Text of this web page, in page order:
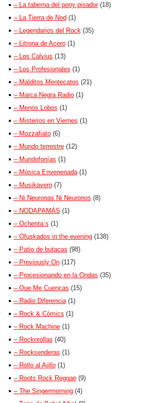
– La taberna del pony pisador(18)
– La Tierra de Nod (1)
– Legendarios del Rock(35)
– Litrona de Acero(1)
– Los Calvius (13)
– Los Profesionales (1)
– Malditos Mentecatos (21)
– Marca Negra Radio(1)
– Menos Lobos (1)
– Misterios en Viernes (1)
– Mozzafiato(6)
– Mundo terrestre(12)
– Mundofonías (1)
– Música Envenenada(1)
– Musikavern(7)
– Ni Neuronas Ni Neuronos (8)
– NODAPAMÁS (1)
– Ochenta´s (1)
– Ofuskados in the evening(138)
– Patio de butacas (98)
– Previously On(117)
– Procesionando en la Ondas (35)
– Que Me Cuencas (15)
– Radio Diferencia(1)
– Rock & Cómics (1)
– Rock Machine(1)
– Rocknrollas (40)
– Rocksenderas (1)
– Rollo al Ajillo(1)
– Roots Rock Reggae(9)
– The Singermorning(4)